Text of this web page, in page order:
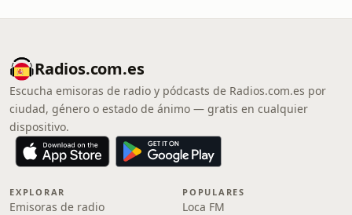
Radios.com.es
Escucha emisoras de radio y pódcasts de Radios.com.es por
ciudad, género o estado de ánimo — gratis en cualquier
dispositivo.
EXPLORAR
Emisoras de radio
POPULARES
Loca FM